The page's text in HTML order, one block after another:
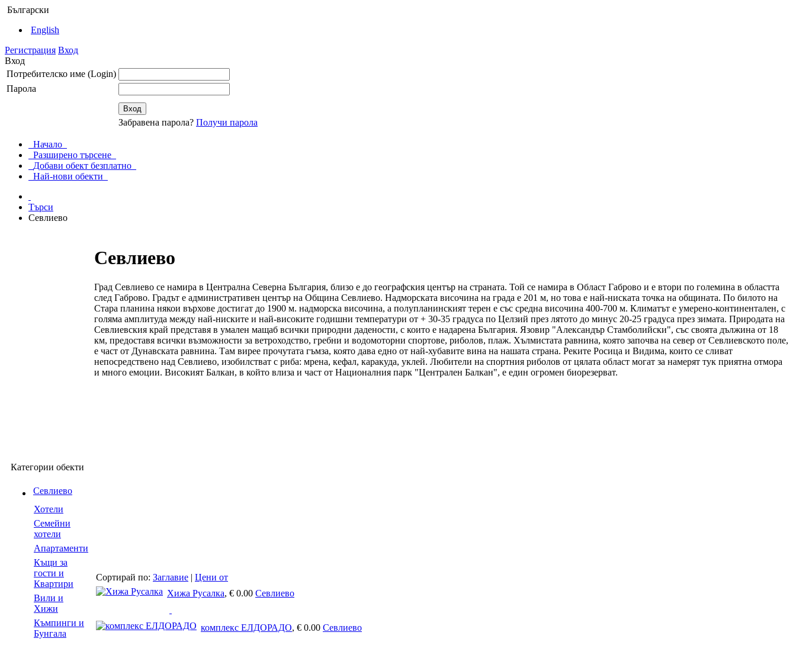
Български
English
Регистрация Вход
Вход
Потребителско име (Login)
Парола
Забравена парола? Получи парола
Начало
Разширено търсене
Добави обект безплатно
Най-нови обекти
Търси
Севлиево
Категории обекти
Севлиево
Хотели
Семейни
хотели
Апартаменти
Къщи за
гости и
Квартири
Вили и
Хижи
Къмпинги и
Бунгала
Севлиево
Град Севлиево се намира в Централна Северна България, близо e до географския център на страната. Той се намира в Област Габрово и е втори по големина в областта
след Габрово. Градът е административен център на Община Севлиево. Надморската височина на града е 201 м, но това е най-ниската точка на общината. По билото на
Стара планина някои върхове достигат до 1900 м. надморска височина, а полупланинският терен е със средна височинa 400-700 м. Климатът е умерено-континентален, с
голяма амплитуда между най-ниските и най-високите годишни температури от + 30-35 градуса по Целзий през лятото до минус 20-25 градуса през зимата. Природата на
Севлиевския край представя в умален мащаб всички природни дадености, с които е надарена България. Язовир "Александър Стамболийски", със своята дължина от 18
км, предоставя всички възможности за ветроходство, гребни и водомоторни спортове, риболов, плаж. Хълмистата равнина, която започва на север от Севлиевското поле,
е част от Дунавската равнина. Там вирее прочутата гъмза, която дава едно от най-хубавите вина на нашата страна. Реките Росица и Видима, които се сливат
непосредствено над Севлиево, изобилстват с риба: мрена, кефал, каракуда, уклей. Любители на спортния риболов от цялата област могат за намерят тук приятна отмора
и много емоции. Високият Балкан, в който влиза и част от Националния парк "Централен Балкан", е един огромен биорезерват.
Сортирай по: Заглавие | Цени от
Хижа Русалка, € 0.00 Севлиево
комплекс ЕЛДОРАДО, € 0.00 Севлиево